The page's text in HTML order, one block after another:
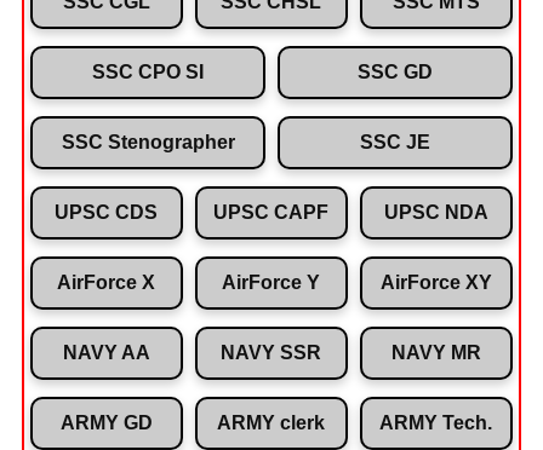
SSC CPO SI SSC GD
SSC Stenographer SSC JE
UPSC CDS UPSC CAPF UPSC NDA
AirForce X AirForce Y AirForce XY
NAVY AA NAVY SSR NAVY MR
ARMY GD ARMY clerk ARMY Tech.